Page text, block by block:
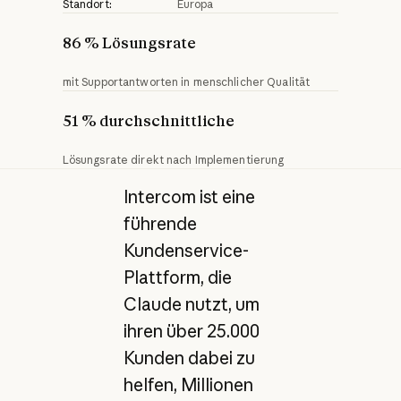
Standort: Europa
86 % Lösungsrate
mit Supportantworten in menschlicher Qualität
51 % durchschnittliche
Lösungsrate direkt nach Implementierung
Intercom ist eine
führende
Kundenservice-
Plattform, die
Claude nutzt, um
ihren über 25.000
Kunden dabei zu
helfen, Millionen